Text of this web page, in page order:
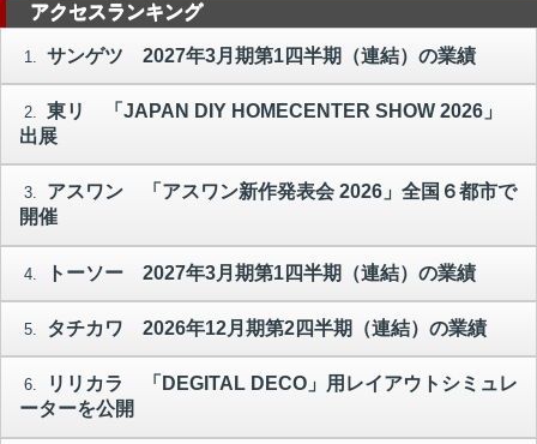
アクセスランキング
1. サンゲツ 2027年3月期第1四半期（連結）の業績
2.
東リ 「JAPAN DIY HOMECENTER SHOW 2026」
出展
3.
アスワン 「アスワン新作発表会 2026」全国６都市で
開催
4. トーソー 2027年3月期第1四半期（連結）の業績
5. タチカワ 2026年12月期第2四半期（連結）の業績
6.
リリカラ 「DEGITAL DECO」用レイアウトシミュレ
ーターを公開